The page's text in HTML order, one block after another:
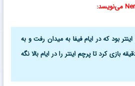
بود که در ایام فیفا به میدان رفت و به
تیم ملی ایران ۹۰ دقیقه بازی کرد تا پرچم اینتر را در ایام بالا نگه